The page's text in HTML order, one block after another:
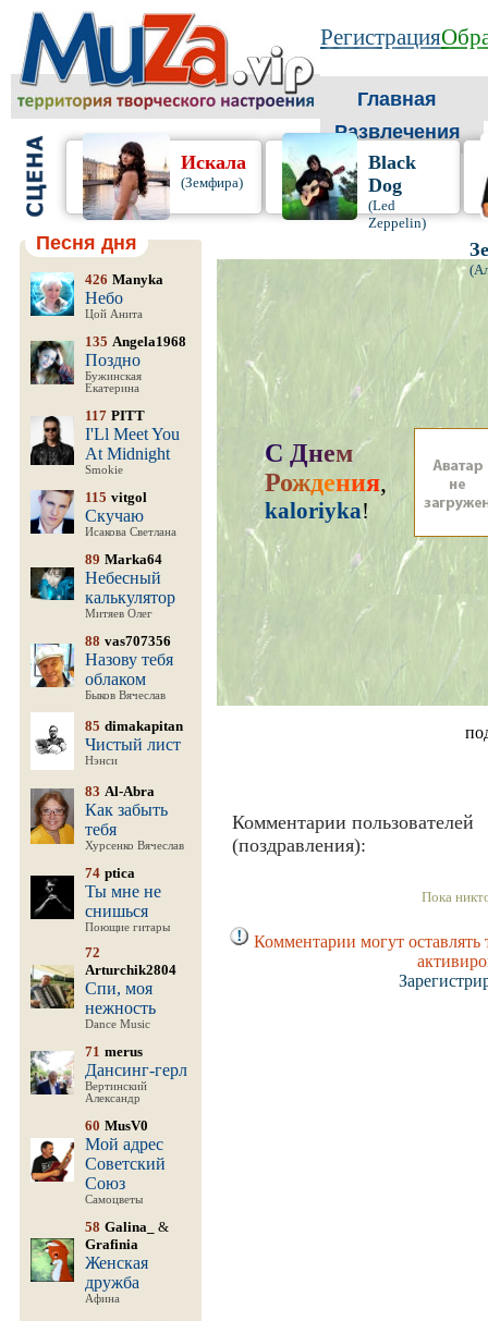
Регистрация
Главная
Развлечения
Искала
(Земфира)
Black
Dog
(Led
Zeppelin)
Песня дня
426 Manyka
Небо
Цой Анита
135 Angela1968
Поздно
Бужинская
Екатерина
117 PITT
I'Ll Meet You
At Midnight
Smokie
115 vitgol
Скучаю
Исакова Светлана
89 Marka64
Небесный
калькулятор
Митяев Олег
88 vas707356
Назову тебя
облаком
Быков Вячеслав
85 dimakapitan
Чистый лист
Нэнси
83 Al-Abra
Как забыть
тебя
Хурсенко Вячеслав
74 ptica
Ты мне не
снишься
Поющие гитары
72
Arturchik2804
Спи, моя
нежность
Dance Music
71 merus
Дансинг-герл
Вертинский
Александр
60 MusV0
Мой адрес
Советский
Союз
Самоцветы
58 Galina_
&
Grafinia
Женская
дружба
Афина
С Днем
Рождения,
kaloriyka!
Комментарии пользователей
(поздравления):
Пока
Комментарии могут оставлять